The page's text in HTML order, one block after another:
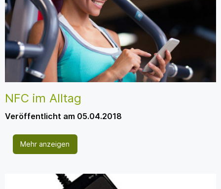
NFC im Alltag
Veröffentlicht am 05.04.2018
Mehr anzeigen